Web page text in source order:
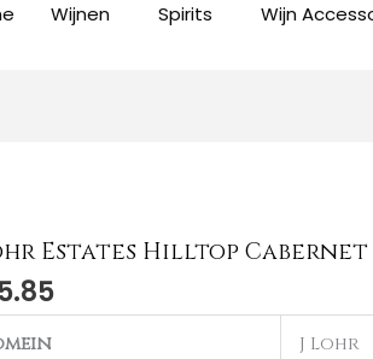
Wijnen Spirits Wijn
Estates Hilltop Cabernet
J Lohr